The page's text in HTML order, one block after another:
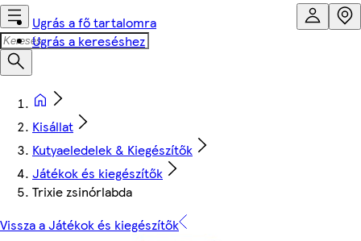
Ugrás a fő tartalomra
Ugrás a kereséshez
Kisállat
Kutyaeledelek & Kiegészítők
Játékok és kiegészítők
Trixie zsinórlabda
Vissza a Játékok és kiegészítők